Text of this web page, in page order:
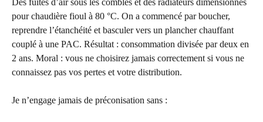
Des fuites d’air sous les combles et des radiateurs dimensionnés
pour chaudière fioul à 80 °C. On a commencé par boucher,
reprendre l’étanchéité et basculer vers un plancher chauffant
couplé à une PAC. Résultat : consommation divisée par deux en
2 ans. Moral : vous ne choisirez jamais correctement si vous ne
connaissez pas vos pertes et votre distribution.
Je n’engage jamais de préconisation sans :